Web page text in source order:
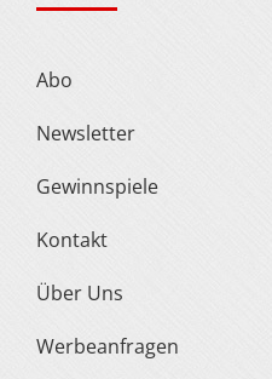
Abo
Newsletter
Gewinnspiele
Kontakt
Über Uns
Werbeanfragen